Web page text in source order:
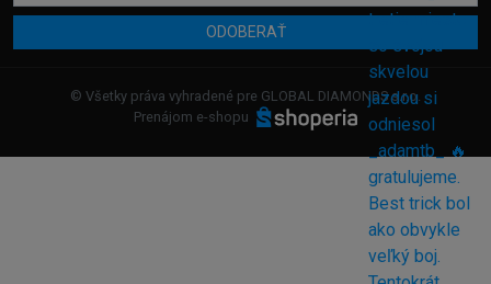
ODOBERAŤ
© Všetky práva vyhradené pre GLOBAL DIAMONDS s.r.o.
Prenájom e-shopu